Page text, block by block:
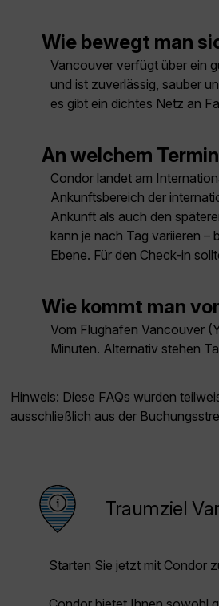
Wie bewegt man
Vancouver verfügt über ein
und ist zuverlässig, sauber
es gibt ein dichtes Netz an
An welchem
Condor landet am
Ankunftsbereich der
Ankunft als auch den
kann je nach Tag variieren
Ebene. Für den Check-in
Wie kommt man
Vom Flughafen Vancouver
Minuten. Alternativ stehen
Hinweis: Diese FAQs wurden
ausschließlich aus der
Traumziel
Starten Sie jetzt mit Condor